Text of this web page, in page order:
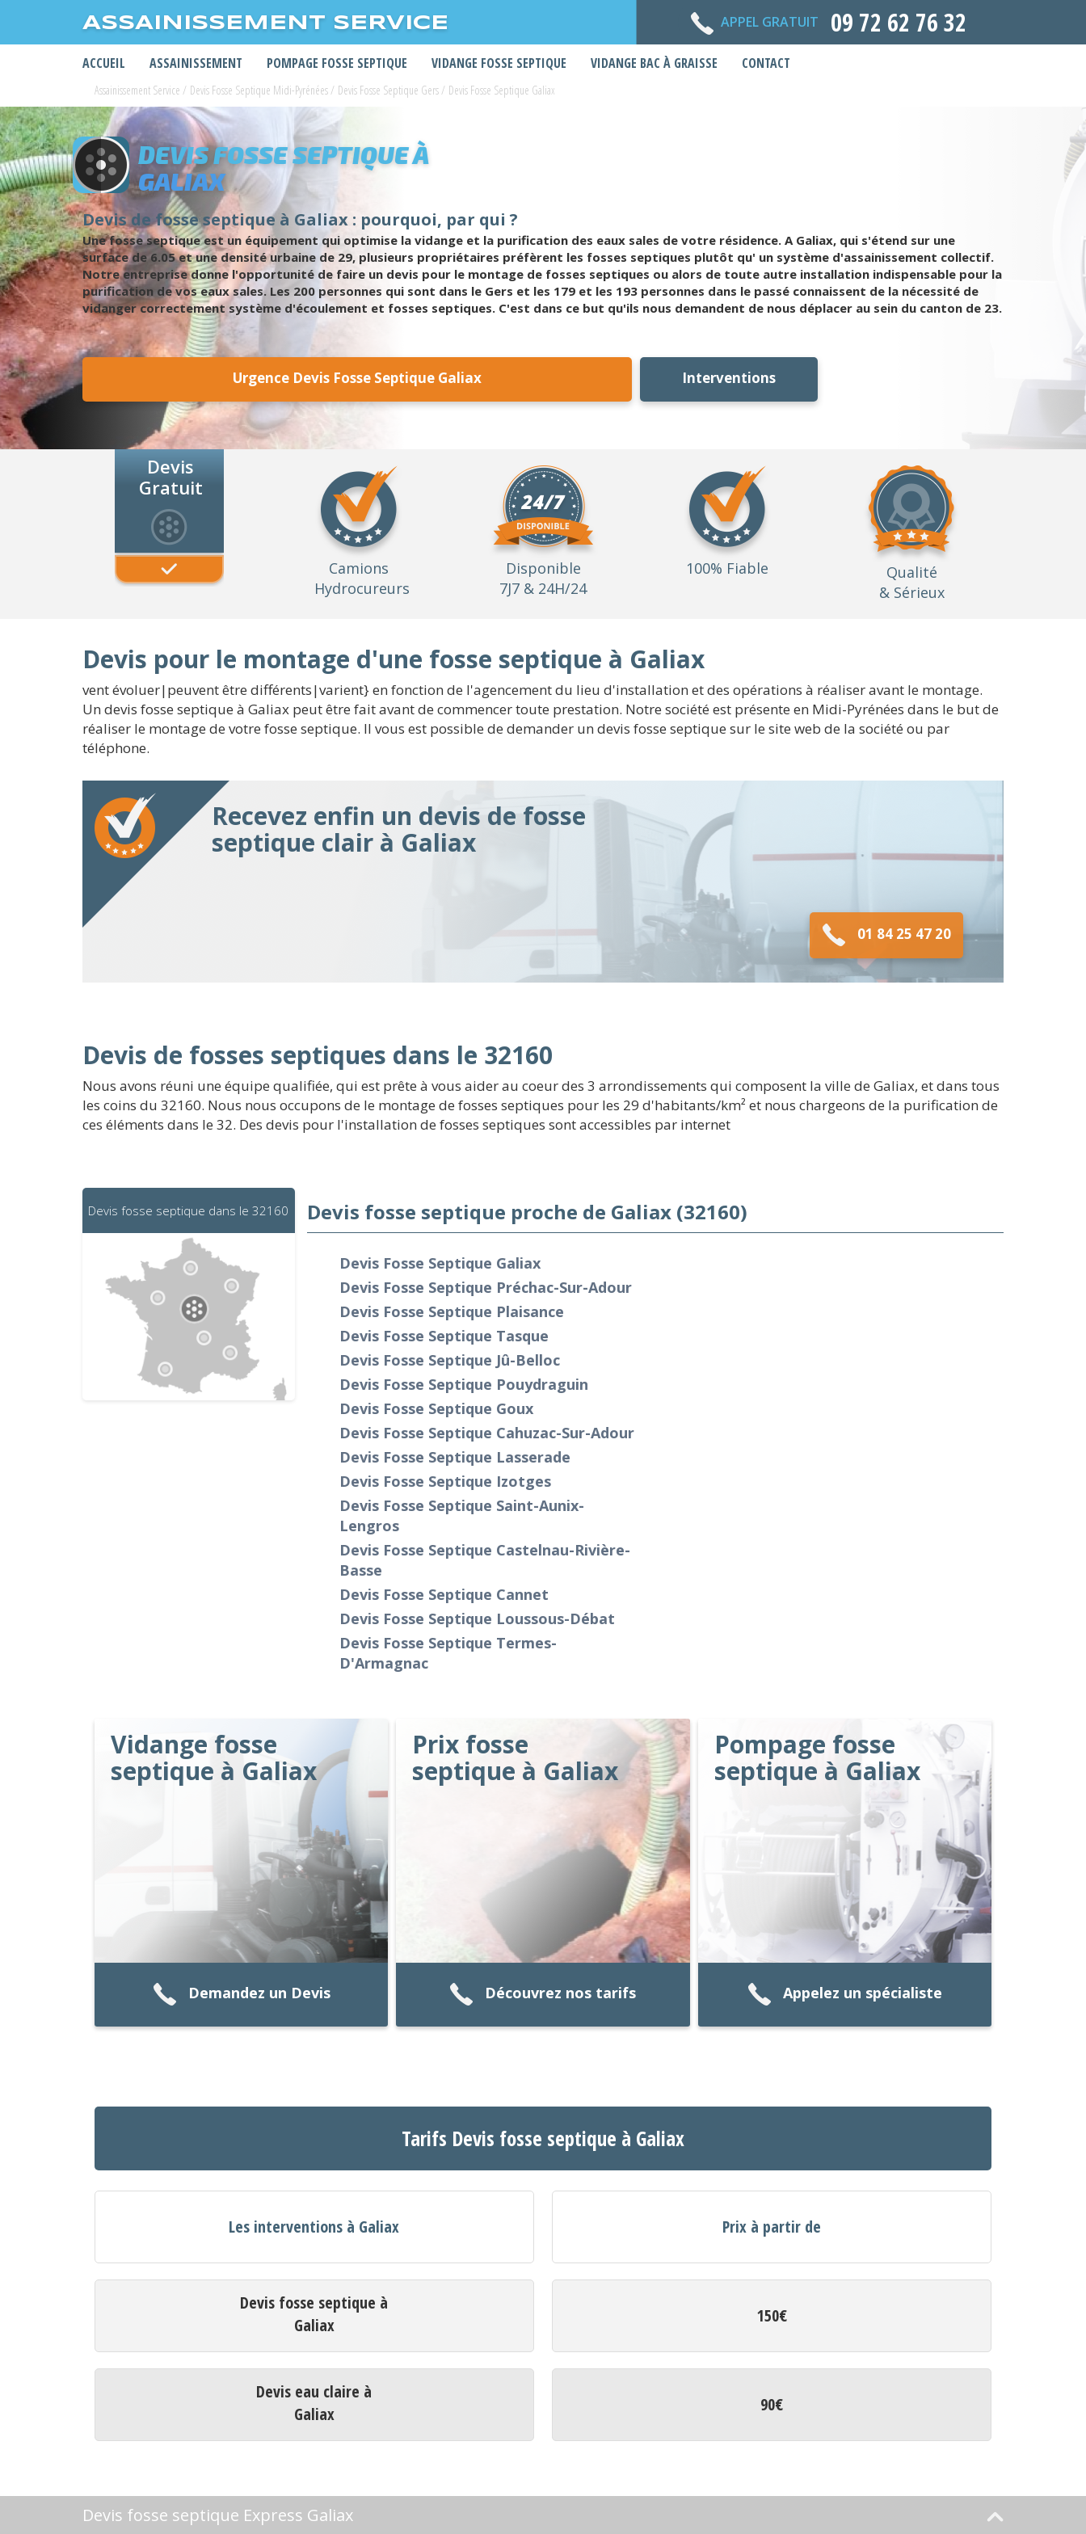
ASSAINISSEMENT SERVICE APPEL GRATUIT 09 72 62 76 32
ACCUEIL ASSAINISSEMENT POMPAGE FOSSE SEPTIQUE VIDANGE FOSSE SEPTIQUE VIDANGE BAC À GRAISSE CONTACT
Assainissement Service / Devis Fosse Septique Midi-Pyrénées/ Devis Fosse Septique Gers/ Devis Fosse Septique Galiax
DEVIS FOSSE SEPTIQUE À
GALIAX
Devis de fosse septique à Galiax : pourquoi, par qui ?
Une fosse septique est un équipement qui optimise la vidange et la purification des eaux sales de votre résidence. A Galiax, qui s'étend sur une
surface de 6.05 et une densité urbaine de 29, plusieurs propriétaires préfèrent les fosses septiques plutôt qu' un système d'assainissement collectif.
Notre entreprise donne l'opportunité de faire un devis pour le montage de fosses septiques ou alors de toute autre installation indispensable pour la
purification de vos eaux sales. Les 200 personnes qui sont dans le Gers et les 179 et les 193 personnes dans le passé connaissent de la nécessité de
vidanger correctement système d'écoulement et fosses septiques. C'est dans ce but qu'ils nous demandent de nous déplacer au sein du canton de 23.
Urgence Devis Fosse Septique Galiax Interventions
Devis
Gratuit
Camions
Hydrocureurs
Disponible
7J7 & 24H/24
100% Fiable
Qualité
& Sérieux
Devis pour le montage d'une fosse septique à Galiax
vent évoluer|peuvent être différents|varient} en fonction de l'agencement du lieu d'installation et des opérations à réaliser avant le montage.
Un devis fosse septique à Galiax peut être fait avant de commencer toute prestation. Notre société est présente en Midi-Pyrénées dans le but de
réaliser le montage de votre fosse septique. Il vous est possible de demander un devis fosse septique sur le site web de la société ou par
téléphone.
Recevez enfin un devis de fosse
septique clair à Galiax
01 84 25 47 20
Devis de fosses septiques dans le 32160
Nous avons réuni une équipe qualifiée, qui est prête à vous aider au coeur des 3 arrondissements qui composent la ville de Galiax, et dans tous
les coins du 32160. Nous nous occupons de le montage de fosses septiques pour les 29 d'habitants/km² et nous chargeons de la purification de
ces éléments dans le 32. Des devis pour l'installation de fosses septiques sont accessibles par internet
Devis fosse septique dans le 32160 Devis fosse septique proche de Galiax (32160)
Devis Fosse Septique Galiax
Devis Fosse Septique Préchac-Sur-Adour
Devis Fosse Septique Plaisance
Devis Fosse Septique Tasque
Devis Fosse Septique Jû-Belloc
Devis Fosse Septique Pouydraguin
Devis Fosse Septique Goux
Devis Fosse Septique Cahuzac-Sur-Adour
Devis Fosse Septique Lasserade
Devis Fosse Septique Izotges
Devis Fosse Septique Saint-Aunix-
Lengros
Devis Fosse Septique Castelnau-Rivière-
Basse
Devis Fosse Septique Cannet
Devis Fosse Septique Loussous-Débat
Devis Fosse Septique Termes-
D'Armagnac
Vidange fosse
septique à Galiax
Demandez un Devis
Prix fosse
septique à Galiax
Découvrez nos tarifs
Pompage fosse
septique à Galiax
Appelez un spécialiste
Tarifs Devis fosse septique à Galiax
Les interventions à Galiax Prix à partir de
Devis fosse septique à
Galiax
150€
Devis eau claire à
Galiax
90€
Devis fosse septique Express Galiax